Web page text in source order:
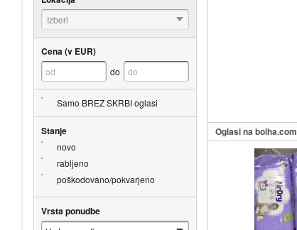
Oglasi na bolha.com
Izberi
Cena (v EUR)
do
Samo BREZ SKRBI oglasi
Stanje
novo
rabljeno
poškodovano/pokvarjeno
Vrsta ponudbe